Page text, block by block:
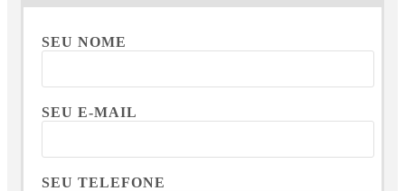
SEU NOME
SEU E-MAIL
SEU TELEFONE